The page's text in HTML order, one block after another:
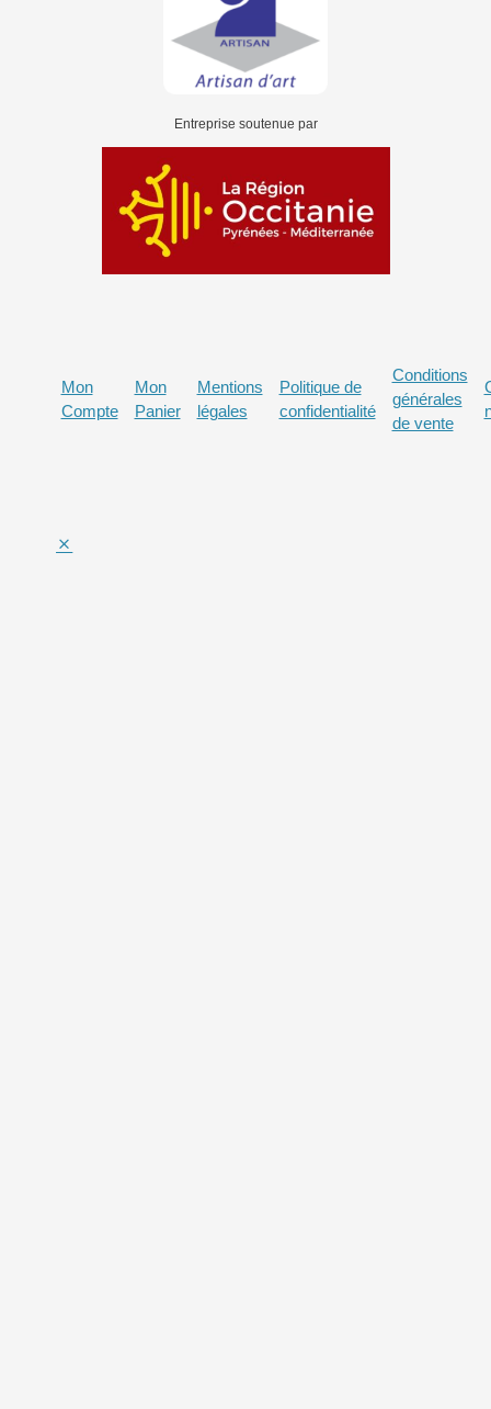
Entreprise soutenue par
Mon
Compte
Mon
Panier
Mentions
légales
Politique de
confidentialité
Conditions
générales
de vente